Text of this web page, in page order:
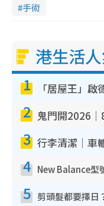
手術
港生活
1
2
3
4
5